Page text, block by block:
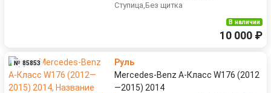
Ступица,Без щитка
В наличии
10 000 ₽
№ 85853
Руль
Mercedes-Benz A-Класс W176 (2012
—2015) 2014